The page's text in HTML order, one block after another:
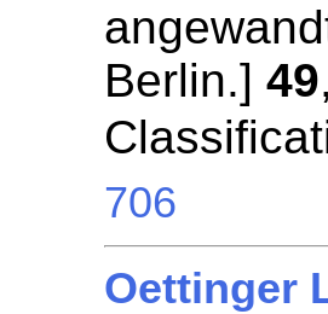
Berlin.]49
706
Oettinger